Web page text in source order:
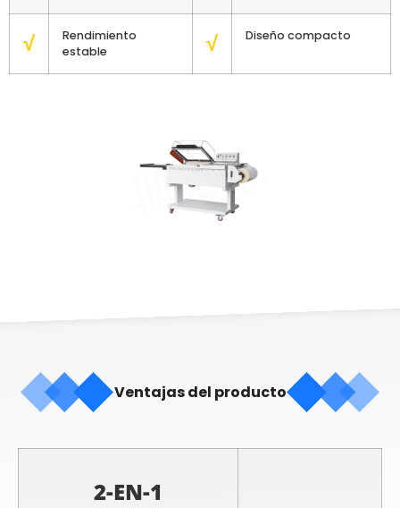
√
Rendimiento
estable
√ Diseño compacto
Ventajas del producto
2-EN-1